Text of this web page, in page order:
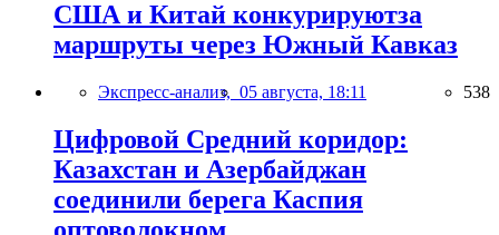
США и Китай конкурируютза
маршруты через Южный Кавказ
Экспресс-анализ, 05 августа, 18:11 538
Цифровой Средний коридор:
Казахстан и Азербайджан
соединили берега Каспия